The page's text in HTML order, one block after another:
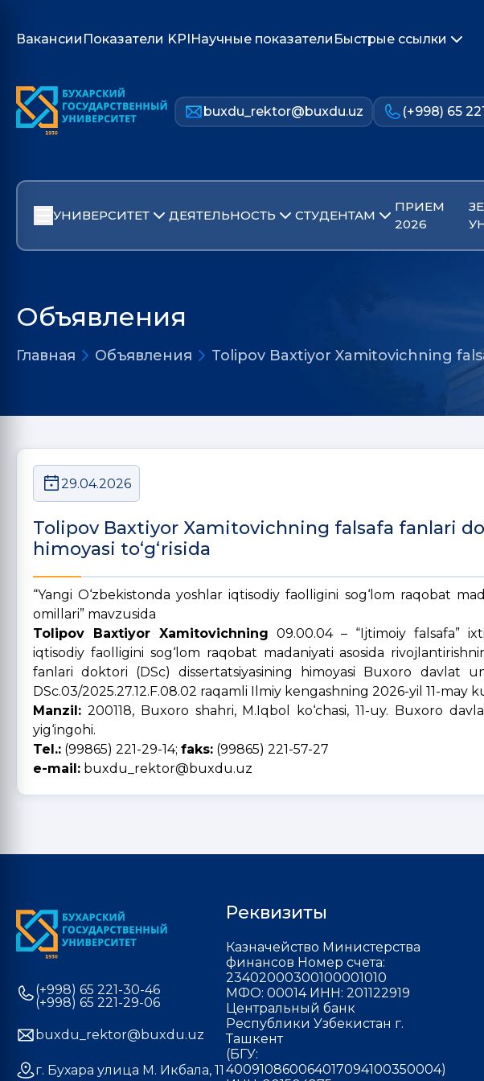
Вакансии Показатели KPIНаучные показатели Быстрые ссылки
buxdu_rektor@buxdu.uz (+998) 65
УНИВЕРСИТЕТ ДЕЯТЕЛЬНОСТЬ СТУДЕНТАМ
ПРИЕМ
2026
Объявления
Главная Объявления Tolipov Baxtiyor Xamitovichning
29.04.2026
Tolipov Baxtiyor Xamitovichning falsafa fanlari
himoyasi to‘g‘risida
“Yangi O‘zbekistonda yoshlar iqtisodiy faolligini sog‘lom raqobat
omillari” mavzusida
Tolipov Baxtiyor Xamitovichning 09.00.04 – “Ijtimoiy falsafa”
iqtisodiy faolligini sog‘lom raqobat madaniyati asosida
fanlari doktori (DSc) dissertatsiyasining himoyasi Buxoro davlat
DSc.03/2025.27.12.F.08.02 raqamli Ilmiy kengashning 2026-yil 11-may
Manzil: 200118, Buxoro shahri, M.Iqbol ko‘chasi, 11-uy. Buxoro
yig‘ingohi.
Tel.: (99865) 221-29-14; faks: (99865) 221-57-27
e-mail: buxdu_rektor@buxdu.uz
(+998) 65 221-30-46
(+998) 65 221-29-06
buxdu_rektor@buxdu.uz
г. Бухара улица М. Икбала, 11
Реквизиты
Казначейство Министерства
финансов Номер счета:
23402000300100001010
МФО: 00014 ИНН: 201122919
Центральный банк
Республики Узбекистан г.
Ташкент
(БГУ:
400910860064017094100350004)